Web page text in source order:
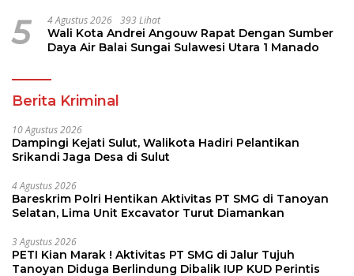
5 4 Agustus 2026 393 Lihat
Wali Kota Andrei Angouw Rapat Dengan Sumber
Daya Air Balai Sungai Sulawesi Utara 1 Manado
Berita Kriminal
10 Agustus 2026
Dampingi Kejati Sulut, Walikota Hadiri Pelantikan
Srikandi Jaga Desa di Sulut
4 Agustus 2026
Bareskrim Polri Hentikan Aktivitas PT SMG di Tanoyan
Selatan, Lima Unit Excavator Turut Diamankan
3 Agustus 2026
PETI Kian Marak ! Aktivitas PT SMG di Jalur Tujuh
Tanoyan Diduga Berlindung Dibalik IUP KUD Perintis